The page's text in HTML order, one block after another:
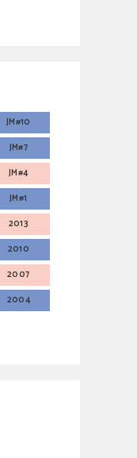
JM#10
JM#7
JM#4
JM#1
2013
2010
2007
2004